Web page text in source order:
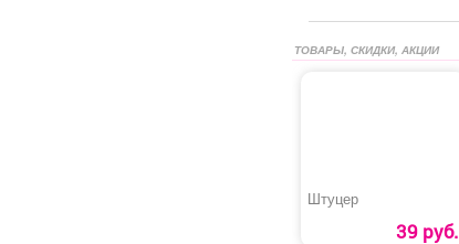
ТОВАРЫ, СКИДКИ, АКЦИИ
Штуцер
39 руб.